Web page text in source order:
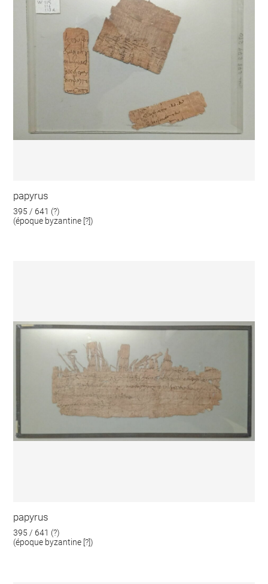
papyrus
395 / 641 (?)
(époque byzantine [?])
papyrus
395 / 641 (?)
(époque byzantine [?])